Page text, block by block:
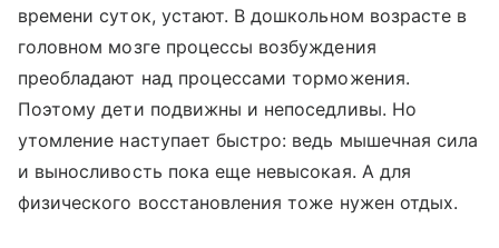
времени суток, устают. В дошкольном возрасте в
головном мозге процессы возбуждения
преобладают над процессами торможения.
Поэтому дети подвижны и непоседливы. Но
утомление наступает быстро: ведь мышечная сила
и выносливость пока еще невысокая. А для
физического восстановления тоже нужен отдых.